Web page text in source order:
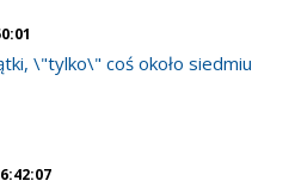
\"tylko\" coś około siedmiu